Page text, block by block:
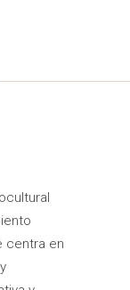
centra en